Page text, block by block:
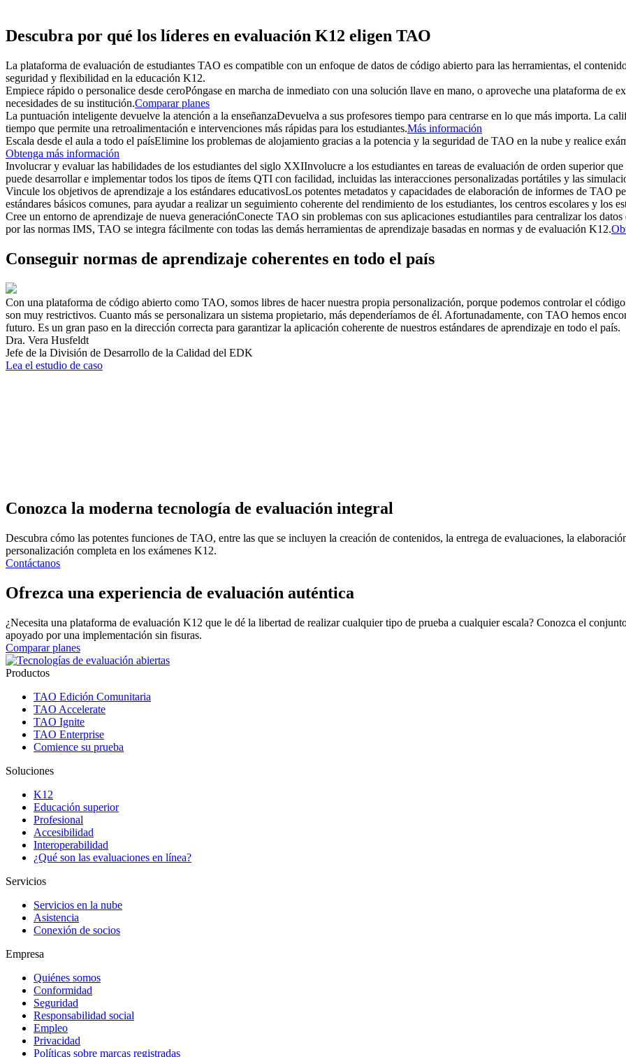
Descubra por qué los líderes en evaluación K12 eligen TAO
La plataforma de evaluación de estudiantes TAO es compatible con un enfoque de datos de código abierto para las herramientas, el
seguridad y flexibilidad en la educación K12.
Empiece rápido o personalice desde ceroPóngase en marcha de inmediato con una solución llave en mano, o aproveche una plataforma de
necesidades de su institución.Comparar planes
La puntuación inteligente devuelve la atención a la enseñanzaDevuelva a sus profesores tiempo para centrarse en lo que más importa. La
tiempo que permite una retroalimentación e intervenciones más rápidas para los estudiantes.Más información
Escala desde el aula a todo el paísElimine los problemas de alojamiento gracias a la potencia y la seguridad de TAO en la nube y realice
Obtenga más información
Involucrar y evaluar las habilidades de los estudiantes del siglo XXIInvolucre a los estudiantes en tareas de evaluación de orden superior
puede desarrollar e implementar todos los tipos de ítems QTI con facilidad, incluidas las interacciones personalizadas portátiles y las
Vincule los objetivos de aprendizaje a los estándares educativosLos potentes metadatos y capacidades de elaboración de informes de TAO
estándares básicos comunes, para ayudar a realizar un seguimiento coherente del rendimiento de los estudiantes, los centros escolares y los
Cree un entorno de aprendizaje de nueva generaciónConecte TAO sin problemas con sus aplicaciones estudiantiles para centralizar los
por las normas IMS, TAO se integra fácilmente con todas las demás herramientas de aprendizaje basadas en normas y de evaluación K12.
Conseguir normas de aprendizaje coherentes en todo el país
Con una plataforma de código abierto como TAO, somos libres de hacer nuestra propia personalización, porque podemos controlar el
son muy restrictivos. Cuanto más se personalizara un sistema propietario, más dependeríamos de él. Afortunadamente, con TAO hemos
futuro. Es un gran paso en la dirección correcta para garantizar la aplicación coherente de nuestros estándares de aprendizaje en todo el país.
Dra. Vera Husfeldt
Jefe de la División de Desarrollo de la Calidad del EDK
Lea el estudio de caso
Conozca la moderna tecnología de evaluación integral
Descubra cómo las potentes funciones de TAO, entre las que se incluyen la creación de contenidos, la entrega de evaluaciones, la
personalización completa en los exámenes K12.
Contáctanos
Ofrezca una experiencia de evaluación auténtica
¿Necesita una plataforma de evaluación K12 que le dé la libertad de realizar cualquier tipo de prueba a cualquier escala? Conozca el
apoyado por una implementación sin fisuras.
Comparar planes
Productos
TAO Edición Comunitaria
TAO Accelerate
TAO Ignite
TAO Enterprise
Comience su prueba
Soluciones
K12
Educación superior
Profesional
Accesibilidad
Interoperabilidad
¿Qué son las evaluaciones en línea?
Servicios
Servicios en la nube
Asistencia
Conexión de socios
Empresa
Quiénes somos
Conformidad
Seguridad
Responsabilidad social
Empleo
Privacidad
Políticas sobre marcas registradas